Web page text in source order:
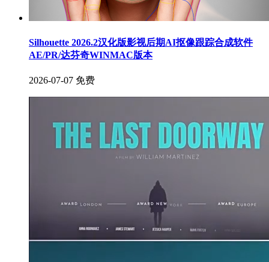
Silhouette 2026.2汉化版影视后期AI抠像跟踪合成软件
AE/PR/达芬奇WINMAC版本
2026-07-07 免费